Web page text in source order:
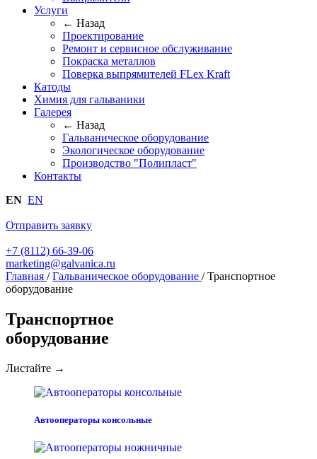
Услуги
← Назад
Проектирование
Ремонт и сервисное обслуживание
Покраска металлов
Поверка выпрямителей FLex Kraft
Катоды
Химия для гальваники
Галерея
← Назад
Гальваническое оборудование
Экологическое оборудование
Производство "Полипласт"
Контакты
EN EN
Отправить заявку
+7 (8112) 66-39-06
marketing@galvanica.ru
Главная / Гальваническое оборудование / Транспортное
оборудование
Транспортное
оборудование
Листайте →
Автооператоры консольные